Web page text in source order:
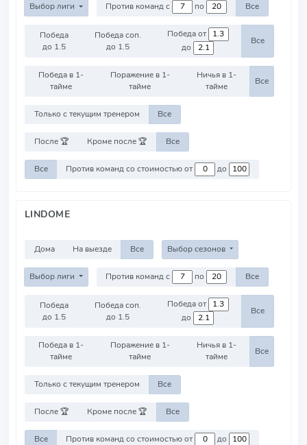
Выбор лиги Против команд с по Все
Победа
до 1.5
Победа соп.
до 1.5
Победа от
до
Все
Победа в 1-
тайме
Поражение в 1-
тайме
Ничья в 1-
тайме
Все
Только с текущим тренером Все
После 🏆 Кроме после 🏆 Все
Все Против команд со стоимостью от до
LINDOME
Дома На выезде Все Выбор сезонов
Выбор лиги Против команд с по Все
Победа
до 1.5
Победа соп.
до 1.5
Победа от
до
Все
Победа в 1-
тайме
Поражение в 1-
тайме
Ничья в 1-
тайме
Все
Только с текущим тренером Все
После 🏆 Кроме после 🏆 Все
Все Против команд со стоимостью от до